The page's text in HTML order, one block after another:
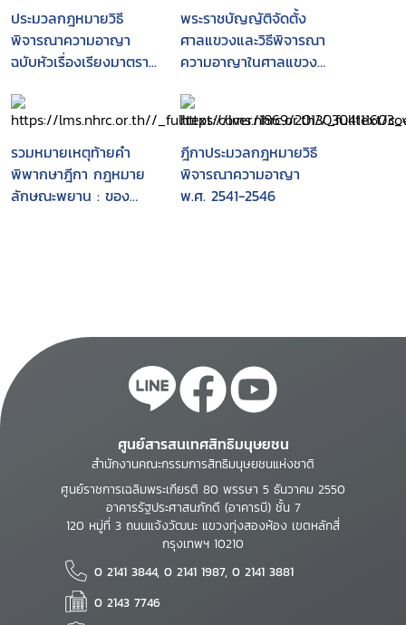
ประมวลกฎหมายวิธี
พิจารณาความอาญา
ฉบับหัวเรื่องเรียงมาตรา...
พระราชบัญญัติจัดตั้ง
ศาลแขวงและวิธีพิจารณา
ความอาญาในศาลแขวง
บรรทัดฐานคำพิพากษา
ศาลฎีกา
รวมหมายเหตุท้ายคำ
พิพากษาฎีกา กฎหมาย
ลักษณะพยาน : ของ
ฎีกาประมวลกฎหมายวิธี
พิจารณาความอาญา
พ.ศ. 2541-2546
ศูนย์สารสนเทศสิทธิมนุษยชน
สำนักงานคณะกรรมการสิทธิมนุษยชนแห่งชาติ
ศูนย์ราชการเฉลิมพระเกียรติ 80 พรรษา 5 ธันวาคม 2550
อาคารรัฐประศาสนภักดี (อาคารบี) ชั้น 7
120 หมู่ที่ 3 ถนนแจ้งวัฒนะ แขวงทุ่งสองห้อง เขตหลักสี่
กรุงเทพฯ 10210
0 2141 3844, 0 2141 1987, 0 2141 3881
0 2143 7746